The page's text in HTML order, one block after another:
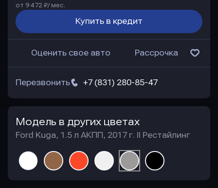
от 9 472 ₽/ мес.
Купить в кредит
Оценить свое авто Рассрочка
+7 (831) 280-85-47
Перезвонить
Модель в других цветах
Ford Kuga, 1.5 л АКПП, 2017 г. II Рестайлинг